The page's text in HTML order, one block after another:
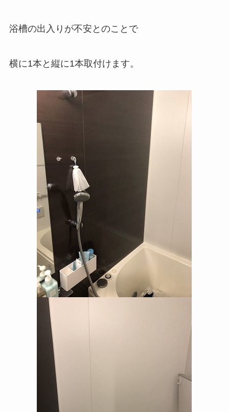
浴槽の出入りが不安とのことで
横に1本と縦に1本取付けます。